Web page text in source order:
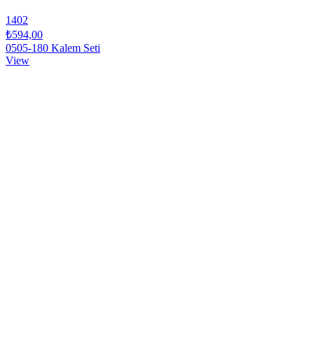
1402
₺594,00
0505-180 Kalem Seti
View